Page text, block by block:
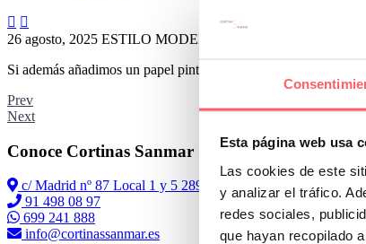
Esta página web usa
Las cookies de este
y analizar el tráfico.
redes sociales,
que hayan recopilado
 
26 agosto, 2025 ESTILO MODERNO
Si además añadimos un papel pintado floral en la misma pared ,
Prev
Next
Conoce Cortinas Sanmar
c/ Madrid nº 87 Local 1 y 5 28970 Madrid
91 498 08 97
699 241 888
info@cortinassanmar.es